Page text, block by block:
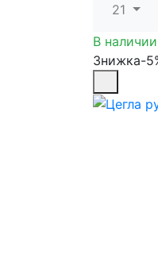
21
В наличии
Знижка-